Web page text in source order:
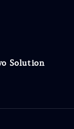
Solution